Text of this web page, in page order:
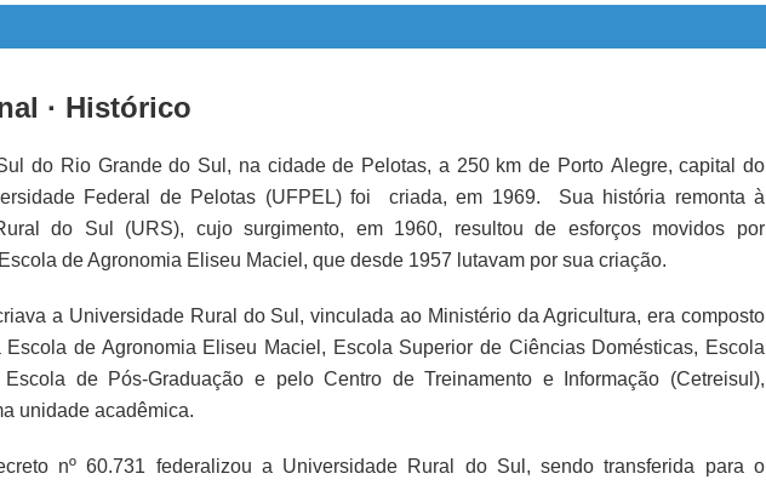
· Histórico
do Rio Grande do Sul, na cidade de Pelotas, a 250 km de Porto Alegre, capital do
Federal de Pelotas (UFPEL) foi criada, em 1969. Sua história remonta à
do Sul (URS), cujo surgimento, em 1960, resultou de esforços movidos por
de Agronomia Eliseu Maciel, que desde 1957 lutavam por sua criação.
a Universidade Rural do Sul, vinculada ao Ministério da Agricultura, era composto
Escola de Agronomia Eliseu Maciel, Escola Superior de Ciências Domésticas, Escola
de Pós-Graduação e pelo Centro de Treinamento e Informação (Cetreisul),
unidade acadêmica.
nº 60.731 federalizou a Universidade Rural do Sul, sendo transferida para o